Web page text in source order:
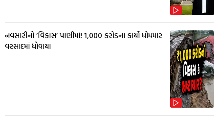
નવસારીનો ‘વિકાસ’ પાણીમાં! ₹1,000 કરોડના કાર્યો ધોધમાર
વરસાદમાં ધોવાયા